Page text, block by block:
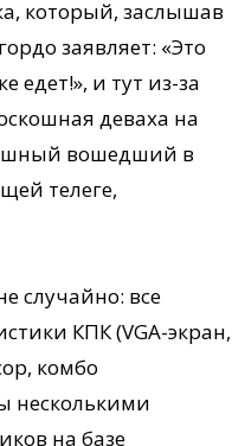
который, заслышав
заявляет: «Это
едет!», и тут из-за
деваха на
вошедший в
телеге,
случайно: все
КПК (VGA-экран,
комбо
несколькими
на базе